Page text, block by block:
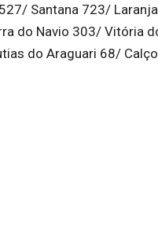
Santana 723/
do Navio 303/ Vitória
do Araguari 68/